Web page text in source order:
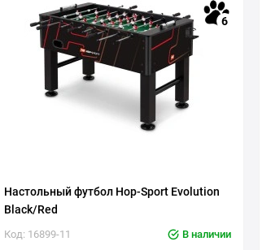
6
Настольный футбол Hop-Sport Evolution
Black/Red
Код: 16899-11 В наличии